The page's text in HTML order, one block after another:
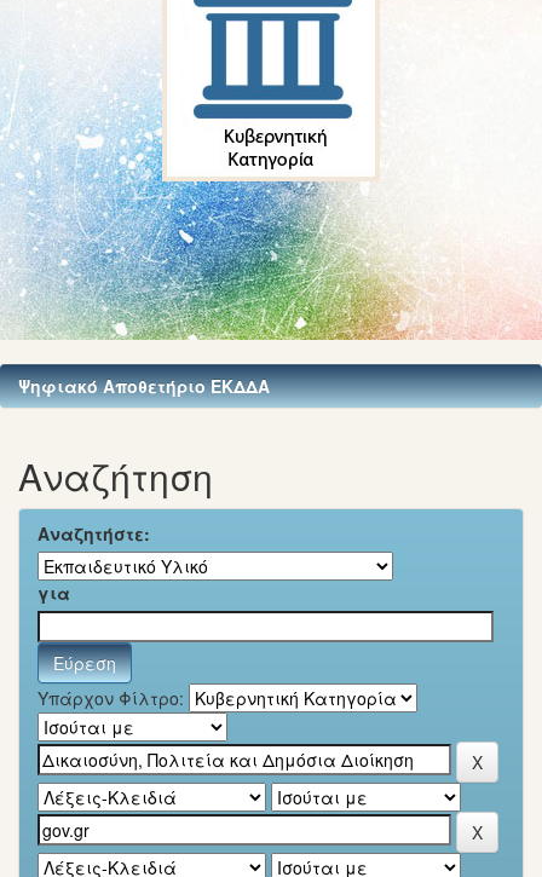
Ψηφιακό Αποθετήριο ΕΚΔΔΑ
Αναζήτηση
Αναζητήστε:
για
Υπάρχον Φίλτρο: